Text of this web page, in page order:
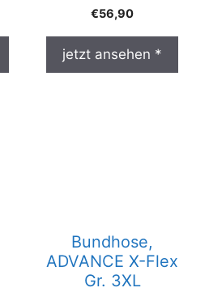
€56,90
jetzt ansehen *
Bundhose,
ADVANCE X-Flex
Gr. 3XL